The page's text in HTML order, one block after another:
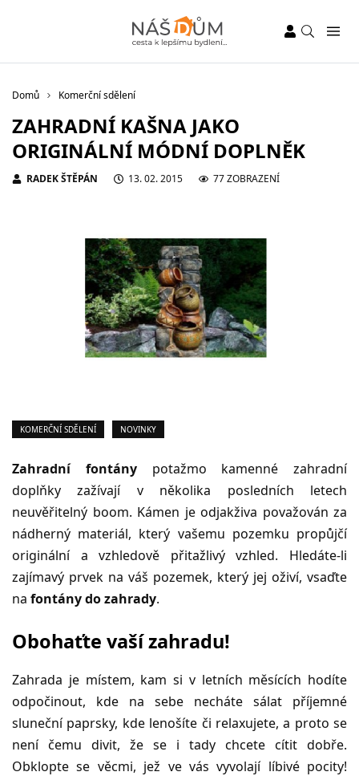
Domů Komerční sdělení
ZAHRADNÍ KAŠNA JAKO
ORIGINÁLNÍ MÓDNÍ DOPLNĚK
RADEK ŠTĚPÁN 13. 02. 2015 77 ZOBRAZENÍ
KOMERČNÍ SDĚLENÍ NOVINKY
Zahradní fontánypotažmo kamenné zahradní
doplňky zažívají v několika posledních letech
neuvěřitelný boom. Kámen je odjakživa považován za
nádherný materiál, který vašemu pozemku propůjčí
originální a vzhledově přitažlivý vzhled. Hledáte-li
zajímavý prvek na váš pozemek, který jej oživí, vsaďte
na fontány do zahrady.
Obohaťte vaší zahradu!
Zahrada je místem, kam si v letních měsících hodíte
odpočinout, kde na sebe necháte sálat příjemné
sluneční paprsky, kde lenošíte či relaxujete, a proto se
není čemu divit, že se i tady chcete cítit dobře.
Obklopte se věcmi, jež ve vás vyvolají líbivé pocity!